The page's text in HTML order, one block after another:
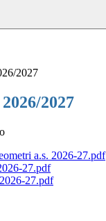
2027
2027
a.s. 2026-27.pdf
27.pdf
27.pdf